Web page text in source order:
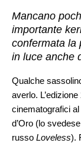
Mancano
importante
confermata la
in luce anche
Qualche
averlo.
cinematografici
d’Oro (lo svedese
russo Loveless).